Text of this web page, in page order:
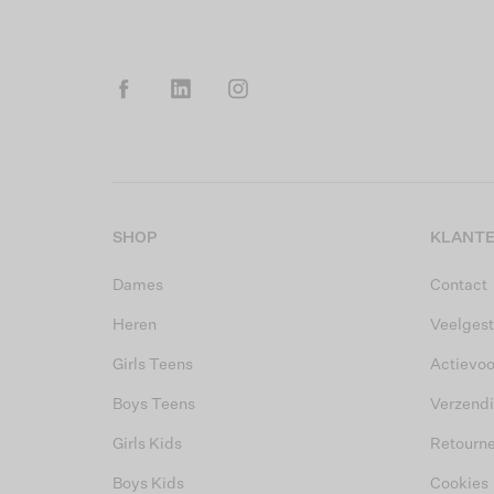
SHOP
Dames
Heren
Girls Teens
Boys Teens
Girls Kids
Boys Kids
Contact
Cookies